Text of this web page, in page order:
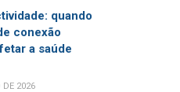
quando
conexão
a saúde
DE 2026